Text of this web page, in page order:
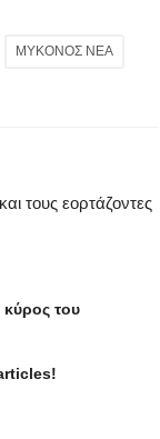
ΜΥΚΟΝΟΣ ΝΕΑ
τους εορτάζοντες
κύρος του